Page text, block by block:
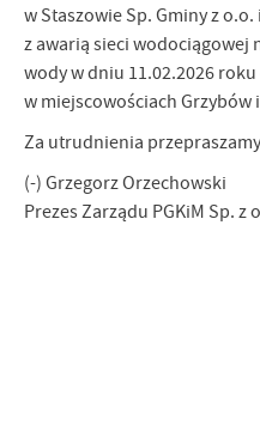
w Staszowie Sp. Gminy z
z awarią sieci wodociągowej
wody w dniu 11.02.2026
w miejscowościach Grzybów
Za utrudnienia
(-) Grzegorz Orzechowski
Prezes Zarządu PGKiM Sp. z